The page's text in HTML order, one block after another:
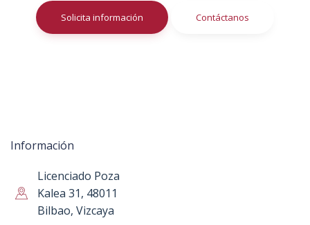
Solicita información Contáctanos
Información
Licenciado Poza
Kalea 31, 48011
Bilbao, Vizcaya